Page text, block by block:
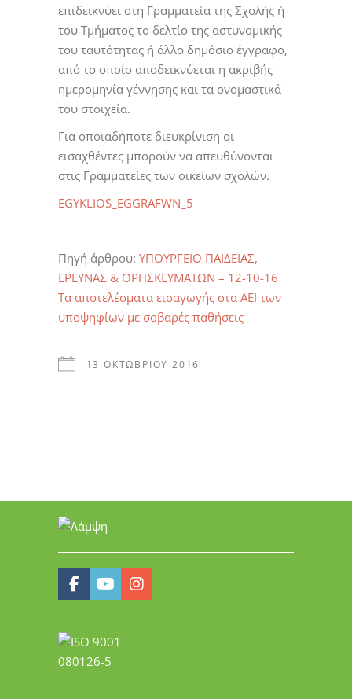
επιδεικνύει στη Γραμματεία της Σχολής ή
του Τμήματος το δελτίο της αστυνομικής
του ταυτότητας ή άλλο δημόσιο έγγραφο,
από το οποίο αποδεικνύεται η ακριβής
ημερομηνία γέννησης και τα ονομαστικά
του στοιχεία.
Για οποιαδήποτε διευκρίνιση οι
εισαχθέντες μπορούν να απευθύνονται
στις Γραμματείες των οικείων σχολών.
EGYKLIOS_EGGRAFWN_5
Πηγή άρθρου: ΥΠΟΥΡΓΕΙΟ ΠΑΙΔΕΙΑΣ,
ΕΡΕΥΝΑΣ & ΘΡΗΣΚΕΥΜΑΤΩΝ – 12-10-16
Τα αποτελέσματα εισαγωγής στα ΑΕΙ των
υποψηφίων με σοβαρές παθήσεις
13 ΟΚΤΩΒΡΊΟΥ 2016